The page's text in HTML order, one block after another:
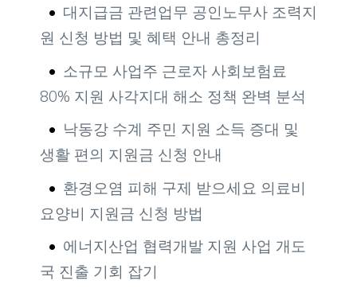
대지급금 관련업무 공인노무사 조력지
원 신청 방법 및 혜택 안내 총정리
소규모 사업주 근로자 사회보험료
80% 지원 사각지대 해소 정책 완벽 분석
낙동강 수계 주민 지원 소득 증대 및
생활 편의 지원금 신청 안내
환경오염 피해 구제 받으세요 의료비
요양비 지원금 신청 방법
에너지산업 협력개발 지원 사업 개도
국 진출 기회 잡기